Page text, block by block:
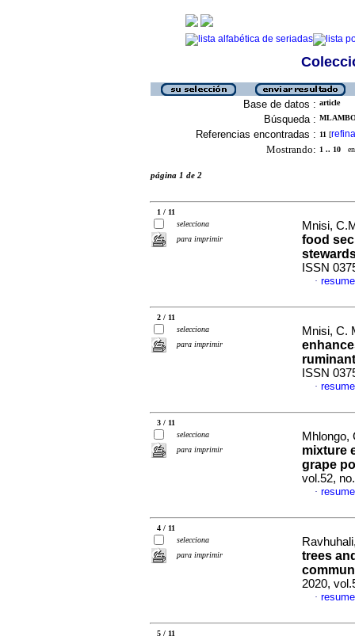
Base de datos : article
Búsqueda :
Referencias encontradas : 11 [
Mostrando: 1 .. 10 en
página 1 de 2
1 / 11
selecciona
para imprimir
Mnisi,
food
ISSN
·
2 / 11
selecciona
para imprimir
Mnisi, C.
ISSN
·
3 / 11
selecciona
para imprimir
Mhlongo,
mixture
grape
vol.52,
·
4 / 11
selecciona
para imprimir
trees
2020,
·
5 / 11